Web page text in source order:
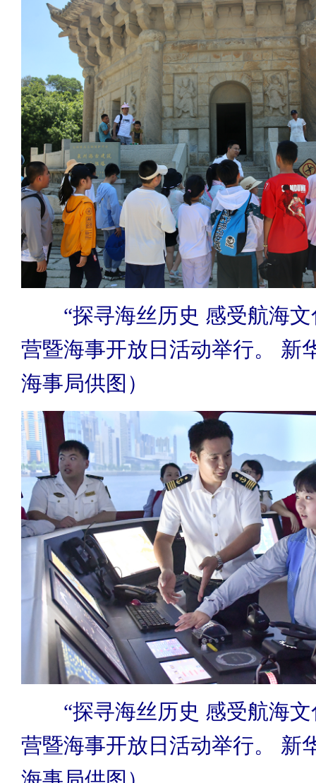
“探寻海丝历史 感受航海文
营暨海事开放日活动举行。 新
海事局供图）
“探寻海丝历史 感受航海文
营暨海事开放日活动举行。 新